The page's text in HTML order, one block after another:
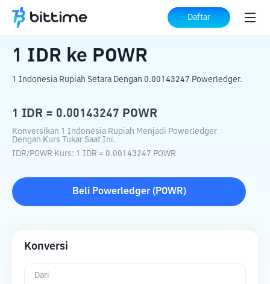
Daftar
Beranda Konverter Kripto ke POWR
1 IDR ke POWR
1 Indonesia Rupiah Setara Dengan 0.00143247 Powerledger.
1 IDR = 0.00143247 POWR
Konversikan 1 Indonesia Rupiah Menjadi Powerledger
Dengan Kurs Tukar Saat Ini.
IDR/POWR Kurs: 1 IDR = 0.00143247 POWR
Beli Powerledger( POWR)
Konversi
Dari